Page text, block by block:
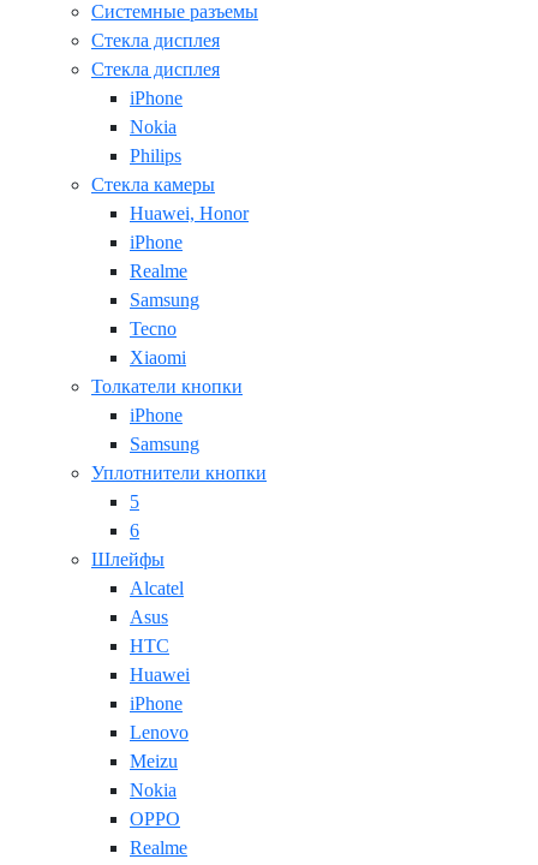
Системные разъемы
Стекла дисплея
Стекла дисплея
iPhone
Nokia
Philips
Стекла камеры
Huawei, Honor
iPhone
Realme
Samsung
Tecno
Xiaomi
Толкатели кнопки
iPhone
Samsung
Уплотнители кнопки
5
6
Шлейфы
Alcatel
Asus
HTC
Huawei
iPhone
Lenovo
Meizu
Nokia
OPPO
Realme